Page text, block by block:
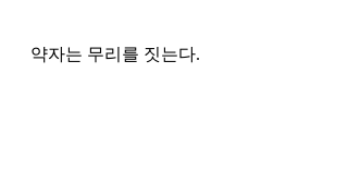
약자는 무리를 짓는다.